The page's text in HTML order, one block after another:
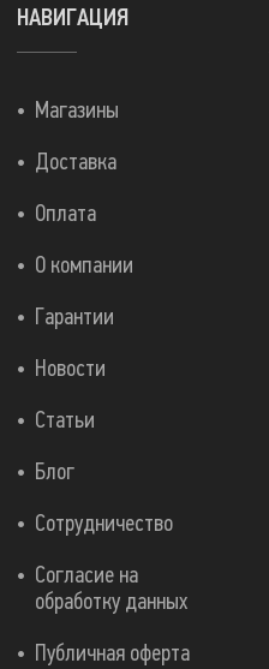
НАВИГАЦИЯ
Магазины
Доставка
Оплата
О компании
Гарантии
Новости
Статьи
Блог
Сотрудничество
Согласие на
обработку данных
Публичная оферта